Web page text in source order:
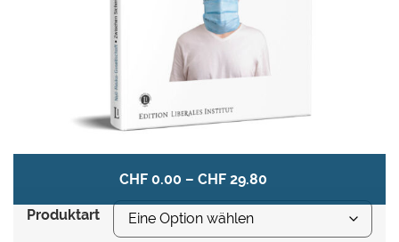
der politischen Risikovermeidung hingeben. Das
Leben in der Null-Risiko-Gesellschaft ist
riskanter, als viele glauben. Wenn wir unsere
zivilisatorischen Errungenschaften nicht
verspielen wollen, braucht es jetzt ein Umdenken.
Dieses Buch erweitert die Perspektiven und will
so den Schaden abwenden, der durch einen
kurzsichtigen Polit-Aktionismus verursacht
wird; und macht Mut, den Weg aus der
CHF0.00 – CHF29.80
Produktart